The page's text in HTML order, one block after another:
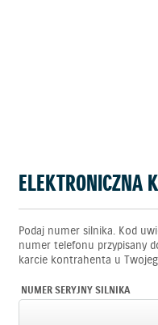
ELEKTRONICZNA
Podaj numer silnika. Kod
numer telefonu przypisany
karcie kontrahenta u
NUMER SERYJNY SILNIKA